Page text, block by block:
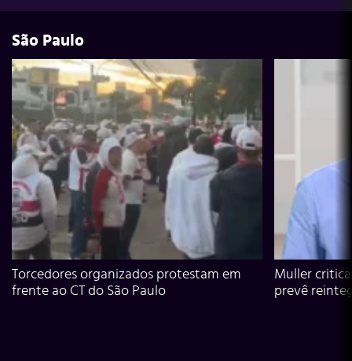
São Paulo
Torcedores organizados protestam em
frente ao CT do São Paulo
Muller
prevê